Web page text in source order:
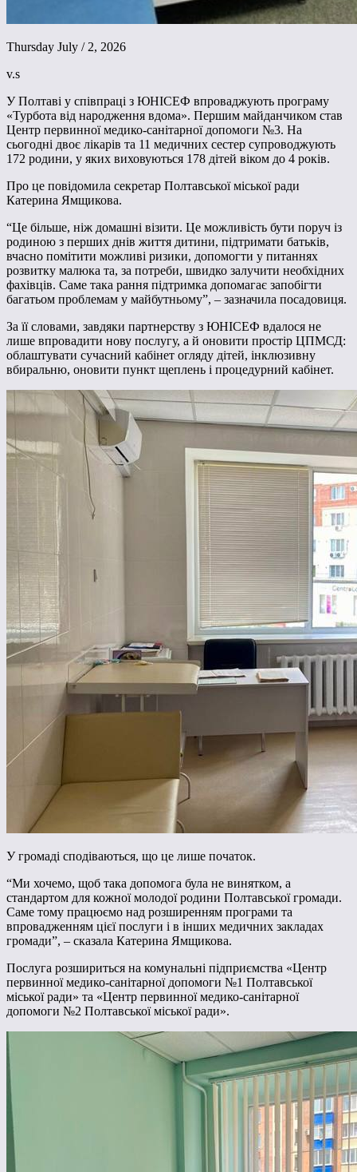
Thursday July / 2, 2026
v.s
У Полтаві у співпраці з ЮНІСЕФ впроваджують програму
«Турбота від народження вдома». Першим майданчиком став
Центр первинної медико-санітарної допомоги №3. На
сьогодні двоє лікарів та 11 медичних сестер супроводжують
172 родини, у яких виховуються 178 дітей віком до 4 років.
Про це повідомила секретар Полтавської міської ради
Катерина Ямщикова.
“Це більше, ніж домашні візити. Це можливість бути поруч із
родиною з перших днів життя дитини, підтримати батьків,
вчасно помітити можливі ризики, допомогти у питаннях
розвитку малюка та, за потреби, швидко залучити необхідних
фахівців. Саме така рання підтримка допомагає запобігти
багатьом проблемам у майбутньому”, – зазначила посадовиця.
За її словами, завдяки партнерству з ЮНІСЕФ вдалося не
лише впровадити нову послугу, а й оновити простір ЦПМСД:
облаштувати сучасний кабінет огляду дітей, інклюзивну
вбиральню, оновити пункт щеплень і процедурний кабінет.
У громаді сподіваються, що це лише початок.
“Ми хочемо, щоб така допомога була не винятком, а
стандартом для кожної молодої родини Полтавської громади.
Саме тому працюємо над розширенням програми та
впровадженням цієї послуги і в інших медичних закладах
громади”, – сказала Катерина Ямщикова.
Послуга розшириться на комунальні підприємства «Центр
первинної медико-санітарної допомоги №1 Полтавської
міської ради» та «Центр первинної медико-санітарної
допомоги №2 Полтавської міської ради».